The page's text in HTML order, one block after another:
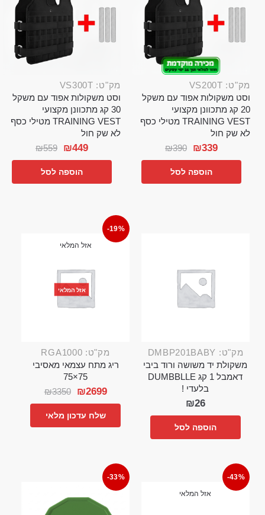
מק"ט: VS200T
וסט משקולות אפוד עם משקל
20 קג מתכוונן מקצועי
TRAINING VEST מטילי כסף
לא שק חול
₪390 ₪339
הוספה לסל
מק"ט: VS300T
וסט משקולות אפוד עם משקל
30 קג מתכוונן מקצועי
TRAINING VEST מטילי כסף
לא שק חול
₪559 ₪449
הוספה לסל
מק"ט: DMBP201BABY
משקולת יד משושה ורוד ביבי
דאמבל 1 קג DUMBBLLE
בלעדי !
₪26
הוספה לסל
-19%
אזל המלאי
אזל המלאי
מק"ט: RGA1000
ריג מתח עצמאי מאסיבי
75×75
₪3350 ₪2699
שלח עדכון מלאי
-43%
אזל המלאי
-33%